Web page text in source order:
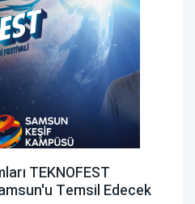
TEKNOFEST
Temsil Edecek